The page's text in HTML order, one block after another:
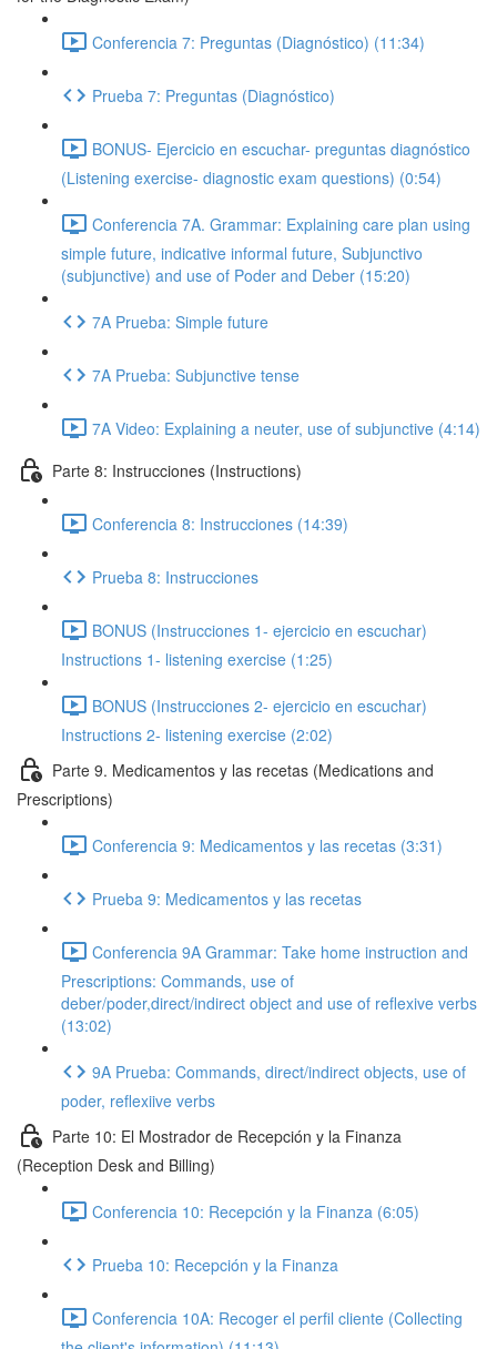
Conferencia 7: Preguntas (Diagnóstico) (11:34)
Prueba 7: Preguntas (Diagnóstico)
BONUS- Ejercicio en escuchar- preguntas diagnóstico
(Listening exercise- diagnostic exam questions) (0:54)
Conferencia 7A. Grammar: Explaining care plan using
simple future, indicative informal future, Subjunctivo
(subjunctive) and use of Poder and Deber (15:20)
7A Prueba: Simple future
7A Prueba: Subjunctive tense
7A Video: Explaining a neuter, use of subjunctive (4:14)
Parte 8: Instrucciones (Instructions)
Conferencia 8: Instrucciones (14:39)
Prueba 8: Instrucciones
BONUS (Instrucciones 1- ejercicio en escuchar)
Instructions 1- listening exercise (1:25)
BONUS (Instrucciones 2- ejercicio en escuchar)
Instructions 2- listening exercise (2:02)
Parte 9. Medicamentos y las recetas (Medications and
Prescriptions)
Conferencia 9: Medicamentos y las recetas (3:31)
Prueba 9: Medicamentos y las recetas
Conferencia 9A Grammar: Take home instruction and
Prescriptions: Commands, use of
deber/poder,direct/indirect object and use of reflexive verbs
(13:02)
9A Prueba: Commands, direct/indirect objects, use of
poder, reflexiive verbs
Parte 10: El Mostrador de Recepción y la Finanza
(Reception Desk and Billing)
Conferencia 10: Recepción y la Finanza (6:05)
Prueba 10: Recepción y la Finanza
Conferencia 10A: Recoger el perfil cliente (Collecting